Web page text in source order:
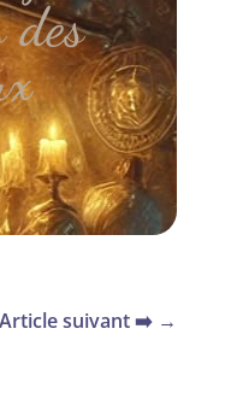
des
Article suivant ➡️ →